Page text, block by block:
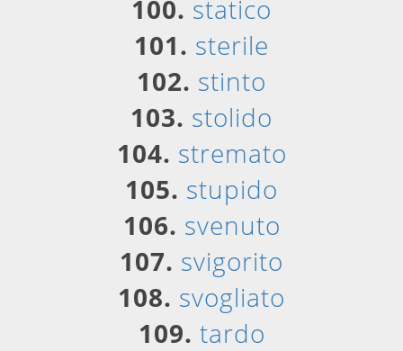
100. statico
101. sterile
102. stinto
103. stolido
104. stremato
105. stupido
106. svenuto
107. svigorito
108. svogliato
109. tardo